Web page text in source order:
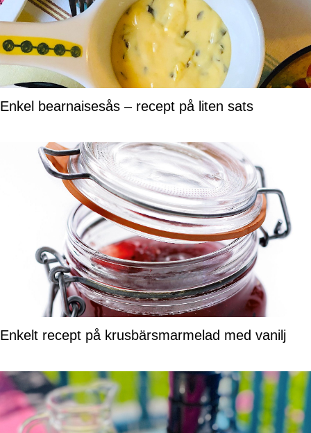
Enkel bearnaisesås – recept på liten sats
Enkelt recept på krusbärsmarmelad med vanilj